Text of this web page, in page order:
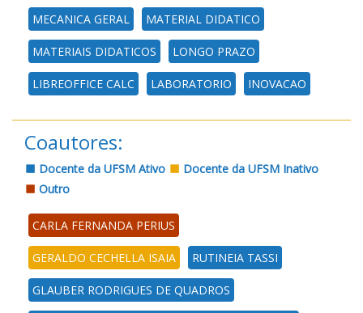
MECANICA GERAL MATERIAL DIDATICO
MATERIAIS DIDATICOS LONGO PRAZO
LIBREOFFICE CALC LABORATORIO INOVACAO
Coautores:
Docente da UFSM Ativo
Docente da UFSM Inativo
Outro
CARLA FERNANDA PERIUS
GERALDO CECHELLA ISAIA RUTINEIA TASSI
GLAUBER RODRIGUES DE QUADROS